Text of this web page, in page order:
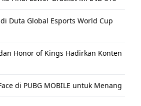
Duta Global Esports World Cup
Honor of Kings Hadirkan Konten
di PUBG MOBILE untuk Menang